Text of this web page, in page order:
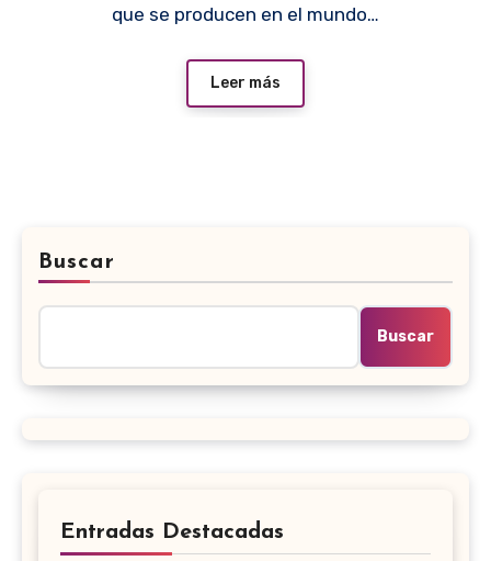
que se producen en el mundo…
Leer más
Buscar
Buscar
Entradas Destacadas